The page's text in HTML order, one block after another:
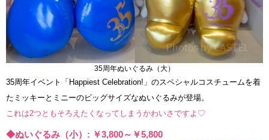
35周年ぬいぐるみ（大）
35周年イベント「Happiest Celebration!」のスペシャルコスチュームを着
たミッキーとミニーのビッグサイズなぬいぐるみが登場。
これは2つともそろえたくなってしまうかわいさですよ♡
◆ぬいぐるみ（小）: ￥3,800～￥5,800